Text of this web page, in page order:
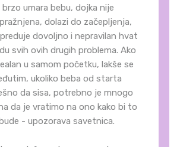
umara bebu, dojka nije
dolazi do začepljenja,
dovoljno i nepravilan hvat
svih ovih drugih problema. Ako
u samom početku, lakše se
ukoliko beba od starta
da sisa, potrebno je mnogo
da je vratimo na ono kako bi to
- upozorava savetnica.